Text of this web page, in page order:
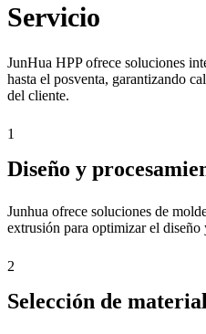
Servicio
JunHua HPP ofrece soluciones
hasta el posventa, garantizando
del cliente.
1
Diseño y
Junhua ofrece soluciones de
extrusión para optimizar el diseño
2
Selección de